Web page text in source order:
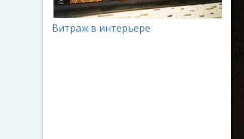
Витраж в интерьере